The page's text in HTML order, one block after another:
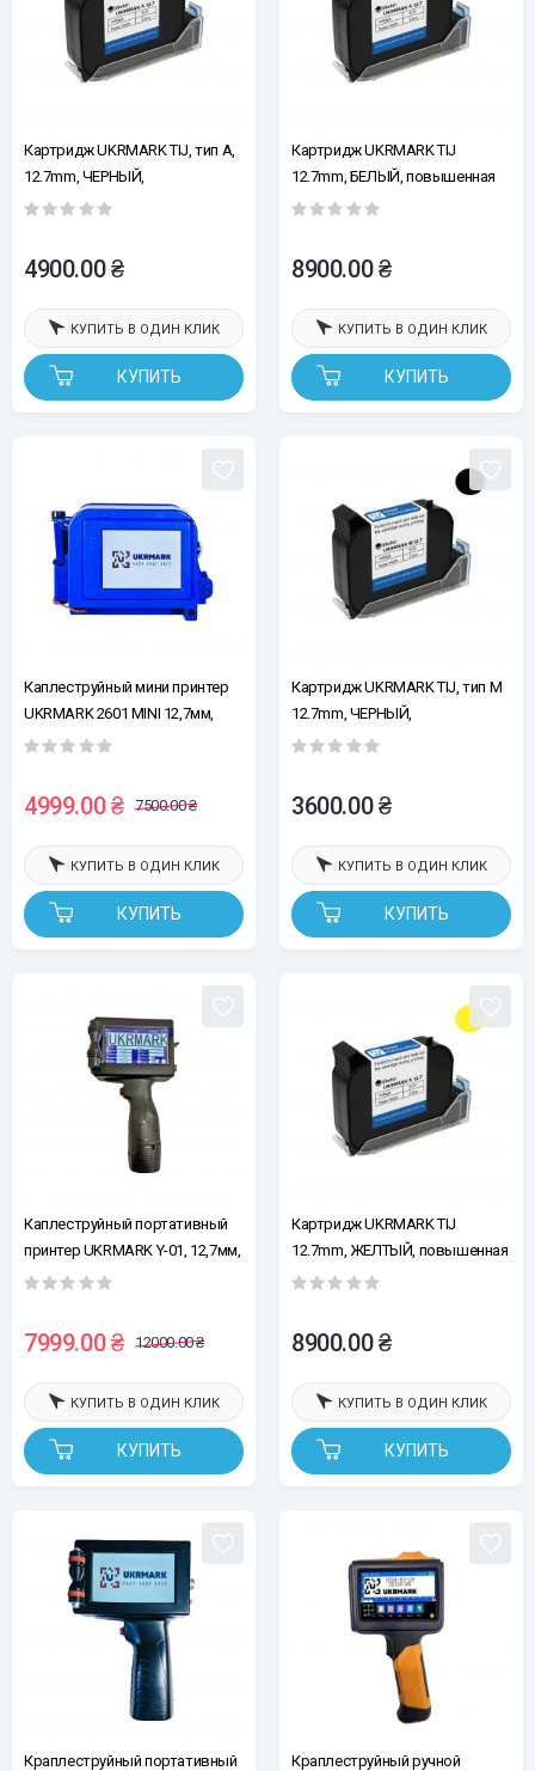
Картридж UKRMARK TIJ, тип A,
12.7mm, ЧЕРНЫЙ,
сольвентный, повышенная
4900.00 ₴
КУПИТЬ
КУПИТЬ В ОДИН КЛИК
Картридж UKRMARK TIJ
12.7mm, БЕЛЫЙ, повышенная
адгезия, быстросохнущий
8900.00 ₴
КУПИТЬ
КУПИТЬ В ОДИН КЛИК
Каплеструйный мини принтер
UKRMARK 2601 MINI 12,7мм,
синий
4999.00 ₴ 7500.00 ₴
КУПИТЬ
КУПИТЬ В ОДИН КЛИК
Картридж UKRMARK TIJ, тип M
12.7mm, ЧЕРНЫЙ,
сольвентный, быстросохнущий
3600.00 ₴
КУПИТЬ
КУПИТЬ В ОДИН КЛИК
Каплеструйный портативный
принтер UKRMARK Y-01, 12,7мм,
мультиязычный (без
сенсора для автоматической
печати на конвейере)
7999.00 ₴ 12000.00 ₴
КУПИТЬ
КУПИТЬ В ОДИН КЛИК
Картридж UKRMARK TIJ
12.7mm, ЖЕЛТЫЙ, повышенная
адгезия, быстросохнущий
8900.00 ₴
КУПИТЬ
КУПИТЬ В ОДИН КЛИК
Краплеструйный портативный
Краплеструйный ручной